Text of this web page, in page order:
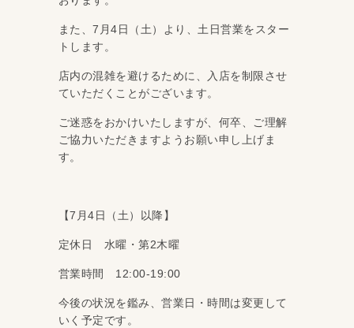
また、7月4日（土）より、土日営業をスター
トします。
店内の混雑を避けるために、入店を制限させ
ていただくことがございます。
ご迷惑をおかけいたしますが、何卒、ご理解
ご協力いただきますようお願い申し上げま
す。
【7月4日（土）以降】
定休日 水曜・第2木曜
営業時間 12:00-19:00
今後の状況を鑑み、営業日・時間は変更して
いく予定です。